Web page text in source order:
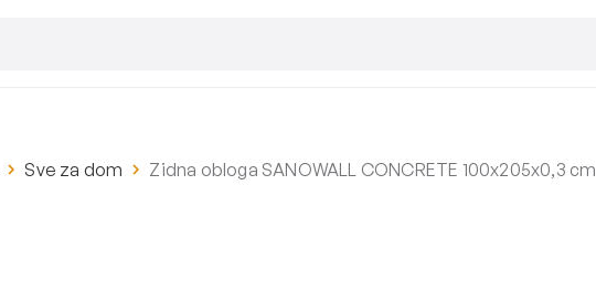
Sve za dom Zidna obloga SANOWALL CONCRETE 100x205x0,3 cm